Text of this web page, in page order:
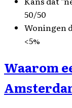
50/50
Woningen
<5%
Waarom